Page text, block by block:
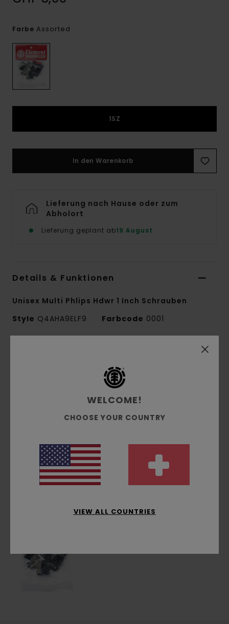
Farbe Assorted
1SZ
In den Warenkorb
Lieferung nach Hause oder zum
Abholort
Lieferung geplant ab19 August
Details & Funktionen
Unisex Multi Phlips Hdwr 1 Inch Schrauben
Style Q4AHA9ELF9 Farbcode 0001
Inklusive 8 schwarzen Schrauben, einer rot
Versand & Rückversand
WELCOME!
CHOOSE YOUR COUNTRY
VIEW ALL COUNTRIES